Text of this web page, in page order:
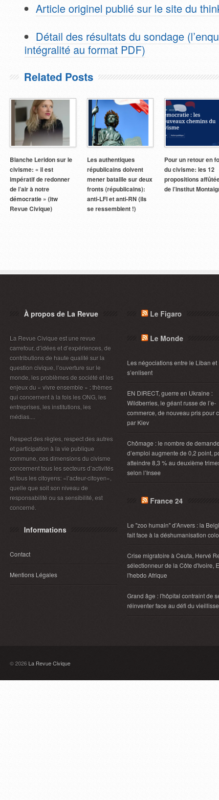
Article originel publié sur le site du
Détail des résultats du sondage
intégralité au format PDF)
Related Posts
Blanche Leridon sur le
civisme: « il est
impératif de redonner
de l’air à notre
démocratie » (itw
Revue Civique)
Les authentiques
républicains doivent
mener bataille sur deux
fronts (républicains):
anti-LFI et anti-RN (ils
se ressemblent !)
Pour un retour en
du civisme: les 12
propositions
de l’institut
À propos de La Revue
La Revue Civique est une revue
carrefour, d’idées et d’expériences, de
contributions de haute qualité sur la
question civique, l’ouverture sur le
monde, les problèmes de société et les
enjeux du « vivre ensemble » ; thèmes
qui concernent à la fois les ONG, les
entreprises, les institutions, les
médias....
Respect des règles, respect des autres
et participation à la vie publique
commune, ces dimensions du civisme
concernent tous les secteurs d’activités
et tous les citoyens: «l’acteur-citoyen»,
quelle que soit son niveau de
responsabilité ou sa sensibilité, est
concerné.
Informations
Contact
Mentions Légales
Le Figaro
Le Monde
Les négociations entre le Liban et
s’enlisent
EN DIRECT, guerre en Ukraine :
Wildberries, le géant russe de l’e-
commerce, de nouveau pris pour
par Kiev
Chômage : le nombre de
d’emploi augmente de 0,2 point,
atteindre 8,3 % au deuxième
selon l’Insee
France 24
Le "zoo humain" d'Anvers : la
fait face à la déshumanisation
Crise migratoire à Ceuta, Hervé
sélectionneur de la Côte d'Ivoire,
l'hebdo Afrique
Grand âge : l'hôpital contraint de
réinventer face au défi du
© 2026 La Revue Civique